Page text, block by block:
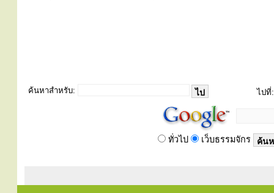
ค้นหาสำหรับ: ไปที่:
ทั่วไป เว็บธรรมจักร